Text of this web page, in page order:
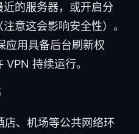
的服务器，或开启分
意这会影响安全性）。
应用具备后台刷新权
VPN 持续运行。
、机场等公共网络环